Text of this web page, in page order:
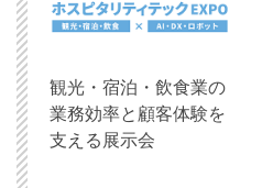
観光・宿泊・飲食業の
業務効率と顧客体験を
支える展示会